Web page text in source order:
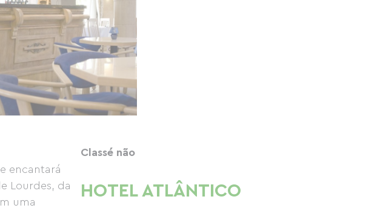
encantará
Lourdes, da
uma
Classé não
HOTEL ATLÂNTICO